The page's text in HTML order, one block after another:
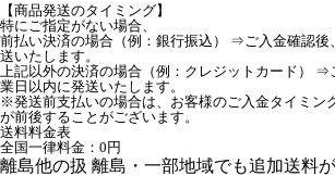
【商品発送のタイミング】
特にご指定がない場合、
前払い決済の場合（例：銀行振込） ⇒ご入金確認後
送いたします。
上記以外の決済の場合（例：クレジットカード）
業日以内に発送いたします。
※発送前支払いの場合は、お客様のご入金タイミン
が前後することがございます。
送料料金表
全国一律料金：0円
離島他の扱 離島・一部地域でも追加送料